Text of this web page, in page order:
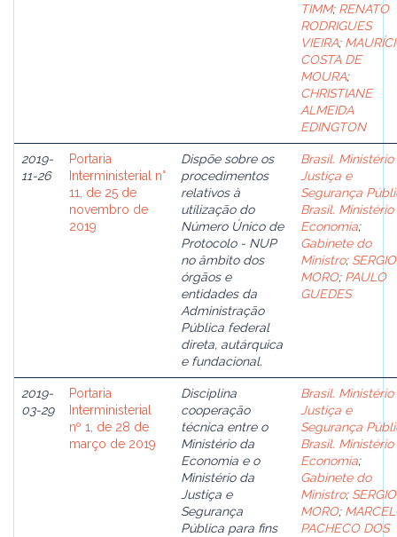
TIMM; RENATO
RODRIGUES
VIEIRA;
COSTA DE
MOURA;
CHRISTIANE
ALMEIDA
EDINGTON
2019-
11-26
Portaria
Interministerial n°
11, de 25 de
novembro de
2019
Dispõe sobre os
procedimentos
relativos à
utilização do
Número Único de
Protocolo - NUP
no âmbito dos
órgãos e
entidades da
Administração
Pública federal
direta, autárquica
e fundacional.
Brasil. Ministério
Justiça e
Segurança
Brasil. Ministério
Economia;
Gabinete do
Ministro; SERGIO
MORO; PAULO
GUEDES
2019-
03-29
Portaria
Interministerial
nº 1, de 28 de
março de 2019
Disciplina
cooperação
técnica entre o
Ministério da
Economia e o
Ministério da
Justiça e
Segurança
Pública para fins
Brasil. Ministério
Justiça e
Segurança
Brasil. Ministério
Economia;
Gabinete do
Ministro; SERGIO
MORO;
PACHECO DOS